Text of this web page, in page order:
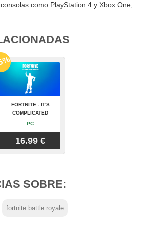
como PlayStation 4 y Xbox One,
FORTNITE - IT'S
COMPLICATED
PC
16.99 €
SOBRE:
fortnite battle royale